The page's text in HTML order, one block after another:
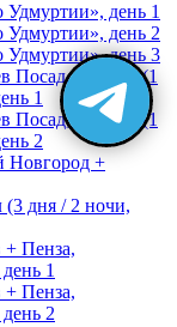
день 1
Удмуртии», день 2
Удмуртии», день 3
Посад, Москву (1
1
Посад, Москву (1
2
Новгород +
дня / 2 ночи,
+ Пенза,
1
+ Пенза,
2